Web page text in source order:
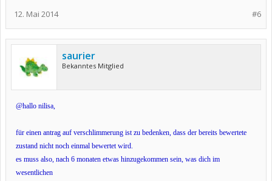
#6
12. Mai 2014
saurier
Bekanntes Mitglied
@hallo nilisa,
für einen antrag auf verschlimmerung ist zu bedenken, dass der bereits bewertete
zustand nicht noch einmal bewertet wird.
es muss also, nach 6 monaten etwas hinzugekommen sein, was dich im
wesentlichen